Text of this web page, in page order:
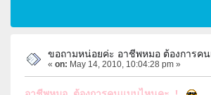
ขอถามหน่อยค่ะ อาชีพหมอ ต้องการค
« on: May 14, 2010, 10:04:28 pm »